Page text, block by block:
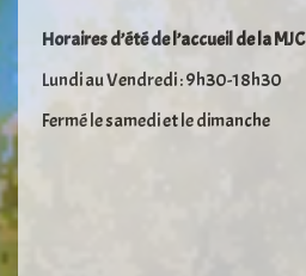
Horaires d’été de l’accueil de la MJC
Lundi au Vendredi : 9h30-18h30
Fermé le samedi et le dimanche